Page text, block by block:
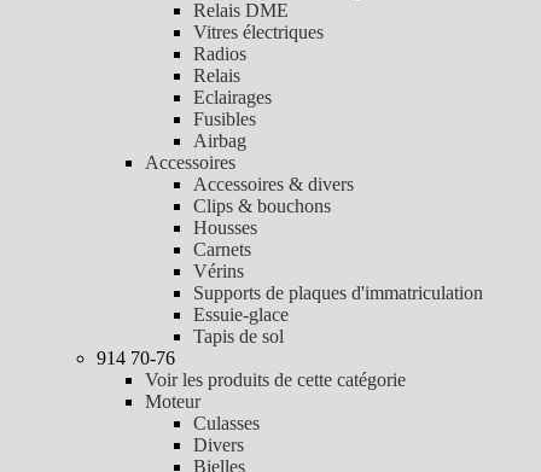
Relais DME
Vitres électriques
Radios
Relais
Eclairages
Fusibles
Airbag
Accessoires
Accessoires & divers
Clips & bouchons
Housses
Carnets
Vérins
Supports de plaques d'immatriculation
Essuie-glace
Tapis de sol
914 70-76
Voir les produits de cette catégorie
Moteur
Culasses
Divers
Bielles